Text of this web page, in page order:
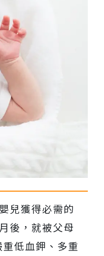
兒獲得必需的
後，就被父母
低血鉀、多重